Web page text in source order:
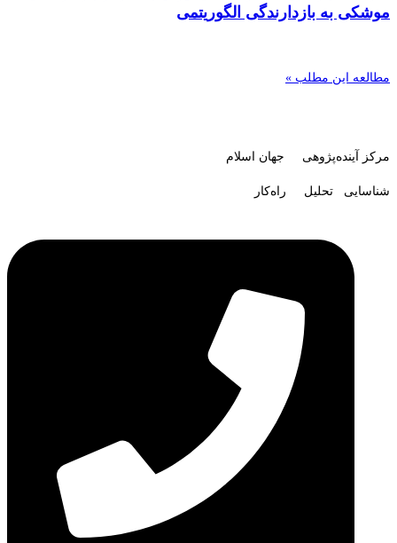
موشکی به بازدارندگی الگوریتمی
مطالعه این مطلب »
مرکز آینده‌پژوهی جهان اسلام
شناسایی تحلیل راه‌کار